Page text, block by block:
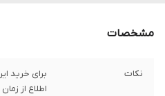
مشخصات
نکات
برای خرید
اطلاع از